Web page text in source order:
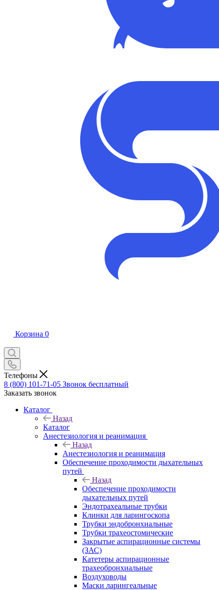
Корзина 0
Телефоны
8 (800) 101-71-05 Звонок бесплатный
Заказать звонок
Каталог
Назад
Каталог
Анестезиология и реанимация
Назад
Анестезиология и реанимация
Обеспечение проходимости дыхательных
путей
Назад
Обеспечение проходимости
дыхательных путей
Эндотрахеальные трубки
Клинки для ларингоскопа
Трубки эндобронхиальные
Трубки трахеостомические
Закрытые аспирационные системы
(ЗАС)
Катетеры аспирационные
трахеобронхиальные
Воздуховоды
Маски ларингеальные